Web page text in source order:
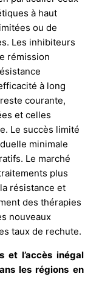
à haut
ou de
Les inhibiteurs
rémission
à long
courante,
et celles
Le succès limité
minimale
Le marché
plus
résistance et
des thérapies
nouveaux
taux de rechute.
et l’accès inégal
les régions en